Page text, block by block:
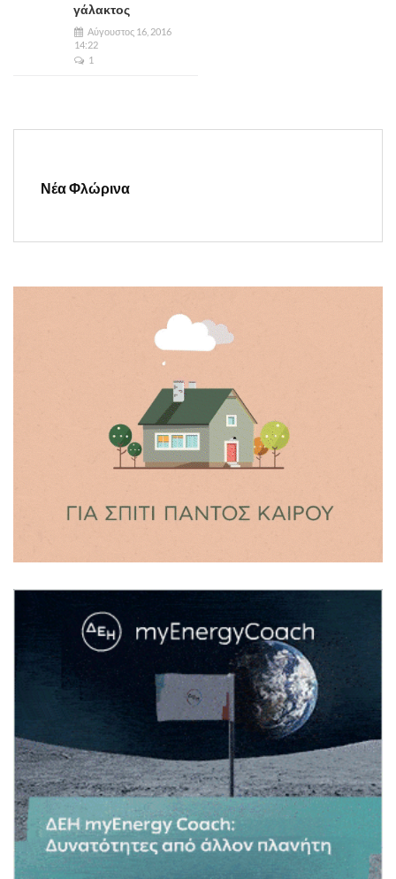
γάλακτος
Αύγουστος 16, 2016
14:22
1
Νέα Φλώρινα